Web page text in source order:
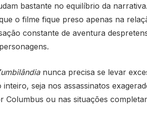
bastante no equilíbrio da
o filme fique preso apenas na
constante de aventura
nunca precisa se levar
seja nos assassinatos
ou nas situações